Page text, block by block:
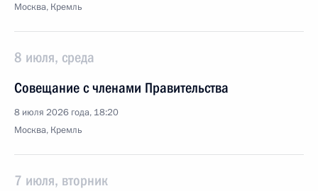
Москва, Кремль
8 июля, среда
Совещание с членами Правительства
8 июля 2026 года, 18:20
Москва, Кремль
7 июля, вторник